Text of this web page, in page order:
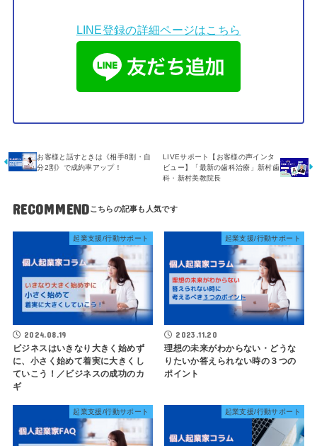
LINE登録の詳細ページはこちら
お客様と話すときは《相手8割・自
分2割》で成約率アップ！
LIVEサポート【お客様の声インタ
ビュー】「最新の歯科治療」新村歯
科・新村美教院長
RECOMMEND
起業支援/行動サポート
2024.08.19
ビジネスはいきなり大きく始めず
に、小さく始めて着実に大きくし
ていこう！／ビジネスの成功のカ
ギ
起業支援/行動サポート
2023.11.20
理想の未来がわからない・どうな
りたいか答えられない時の３つの
ポイント
起業支援/行動サポート 起業支援/行動サポート